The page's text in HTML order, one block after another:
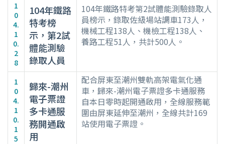
1
0
4.
1
0.
2
8
104年鐵路
特考榜
示，第2試
體能測驗
錄取人員
104年鐵路特考第2試體能測驗錄取人
員榜示，錄取佐級場站調車173人，
機械工程138人、機檢工程138人、
養路工程51人，共計500人。
1
0
4.
1
0.
1
5
歸來-潮州
電子票證
多卡通服
務開通啟
用
配合屏東至潮州雙軌高架電氣化通
車，歸來-潮州電子票證多卡通服務
自本日零時起開通啟用，全線服務範
圍由屏東延伸至潮州，全線共計169
站使用電子票證。